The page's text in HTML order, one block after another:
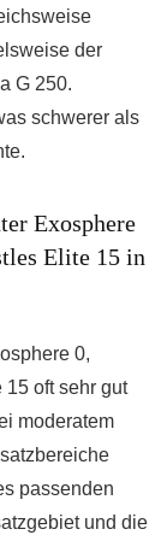
der
G 250.
schwerer als
Exosphere
Elite 15 in
0,
15 oft sehr gut
moderatem
passenden
und die